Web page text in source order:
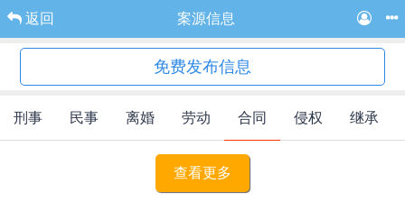
返回 案源信息
免费发布信息
刑事 民事 离婚 劳动 合同 侵权 继承
查看更多